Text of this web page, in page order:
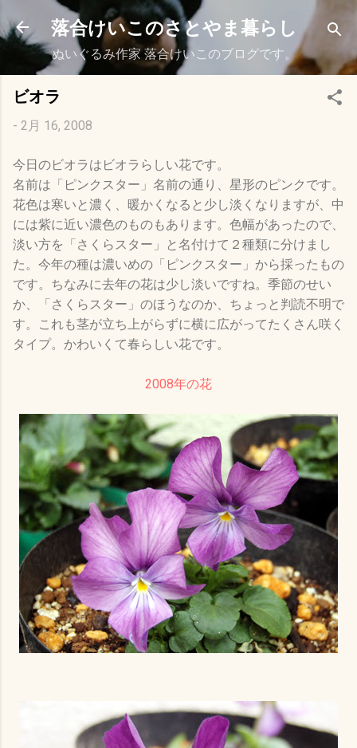
スキップしてメイン コンテンツに移動
落合けいこのさとやま暮らし
ぬいぐるみ作家 落合けいこのブログです。
ビオラ
- 2月 16, 2008
今日のビオラはビオラらしい花です。
名前は「ピンクスター」名前の通り、星形のピンクです。
花色は寒いと濃く、暖かくなると少し淡くなりますが、中
には紫に近い濃色のものもあります。色幅があったので、
淡い方を「さくらスター」と名付けて２種類に分けまし
た。今年の種は濃いめの「ピンクスター」から採ったもの
です。ちなみに去年の花は少し淡いですね。季節のせい
か、「さくらスター」のほうなのか、ちょっと判読不明で
す。これも茎が立ち上がらずに横に広がってたくさん咲く
タイプ。かわいくて春らしい花です。
2008年の花